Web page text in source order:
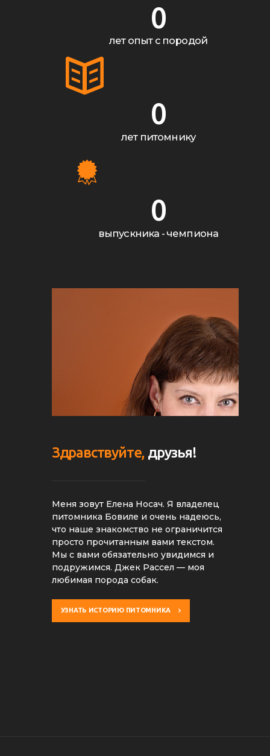
0
лет опыт с породой
0
лет питомнику
0
выпускника - чемпиона
Здравствуйте, друзья!
Меня зовут Елена Носач. Я владелец
питомника Бовиле и очень надеюсь,
что наше знакомство не ограничится
просто прочитанным вами текстом.
Мы с вами обязательно увидимся и
подружимся. Джек Рассел — моя
любимая порода собак.
УЗНАТЬ ИСТОРИЮ ПИТОМНИКА